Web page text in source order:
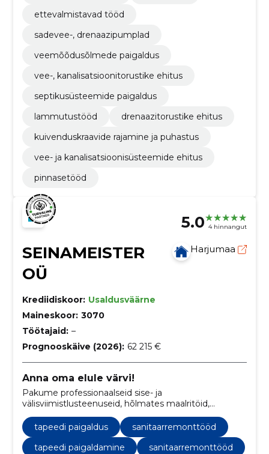
ettevalmistavad tööd
sadevee-, drenaazipumplad
veemõõdusõlmede paigaldus
vee-, kanalisatsioonitorustike ehitus
septikusüsteemide paigaldus
lammutustööd
drenaazitorustike ehitus
kuivenduskraavide rajamine ja puhastus
vee- ja kanalisatsioonisüsteemide ehitus
pinnasetööd
5.0 4 hinnangut
SEINAMEISTER
OÜ
Harjumaa
Krediidiskoor: Usaldusväärne
Maineskoor: 3070
Töötajaid: –
Prognooskäive (2026): 62 215 €
Anna oma elule värvi!
Pakume professionaalseid sise- ja
välisviimistlusteenuseid, hõlmates maalritöid,
kipspinna viimistlust, fassaaditöid ning dekoratiiv- ja
krohvitöid.
tapeedi paigaldus
sanitaarremonttööd
tapeedi paigaldamine
sanitaarremonttööd